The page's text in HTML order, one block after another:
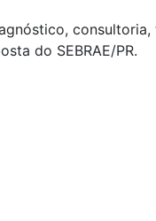
do SEBRAE/PR.